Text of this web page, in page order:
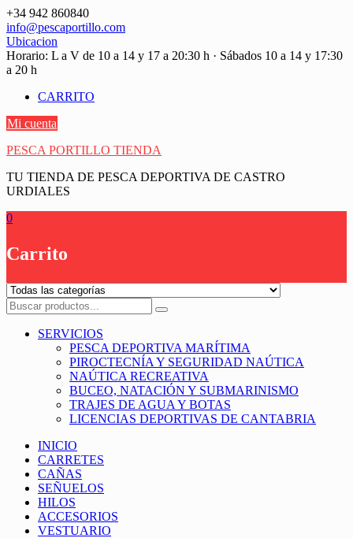
Saltar
contenido
+34 942 860840
info@pescaportillo.com
Ubicacion
Horario: L a V de 10 a 14 y 17 a 20:30 h · Sábados 10 a 14 y 17:30
a 20 h
CARRITO
Mi cuenta
PESCA PORTILLO TIENDA
TU TIENDA DE PESCA DEPORTIVA DE CASTRO
URDIALES
0
Carrito
SERVICIOS
PESCA DEPORTIVA MARÍTIMA
PIROCTECNÍA Y SEGURIDAD NAÚTICA
NAÚTICA RECREATIVA
BUCEO, NATACIÓN Y SUBMARINISMO
TRAJES DE AGUA Y BOTAS
LICENCIAS DEPORTIVAS DE CANTABRIA
INICIO
CARRETES
CAÑAS
SEÑUELOS
HILOS
ACCESORIOS
VESTUARIO